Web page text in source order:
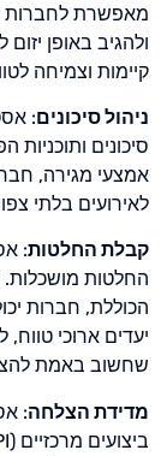
מאפשרת לחברות
ולהגיב באופן
קיימות וצמיחה
ניהול סיכונים:
סיכונים ותוכניות
אמצעי מגירה,
לאירועים בלתי
קבלת החלטות:
החלטות
הכוללת, חברות
יעדים ארוכי
שחשוב באמת
מדידת הצלחה: